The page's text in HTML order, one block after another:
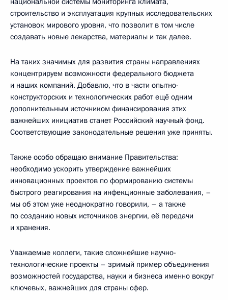
строительство и эксплуатация крупных исследовательских
установок мирового уровня, что позволит в том числе
создавать новые лекарства, материалы и так далее.
На таких значимых для развития страны направлениях
концентрируем возможности федерального бюджета
и наших компаний. Добавлю, что в части опытно-
конструкторских и технологических работ ещё одним
дополнительным источником финансирования этих
важнейших инициатив станет Российский научный фонд.
Соответствующие законодательные решения уже приняты.
Также особо обращаю внимание Правительства:
необходимо ускорить утверждение важнейших
инновационных проектов по формированию системы
быстрого реагирования на инфекционные заболевания, –
мы об этом уже неоднократно говорили, – а также
по созданию новых источников энергии, её передачи
и хранения.
Уважаемые коллеги, такие сложнейшие научно-
технологические проекты – зримый пример объединения
возможностей государства, науки и бизнеса именно вокруг
ключевых, важнейших для страны сфер.